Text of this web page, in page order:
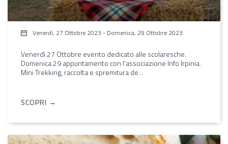
Venerdì, 27 Ottobre 2023 - Domenica, 29 Ottobre 2023
Venerdì 27 Ottobre evento dedicato alle scolaresche.
Domenica 29 appuntamento con l'associazione Info Irpinia.
Mini Trekking, raccolta e spremitura de...
SCOPRI →